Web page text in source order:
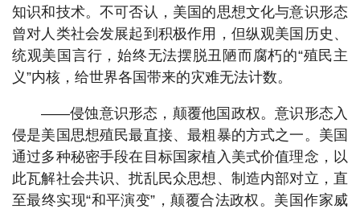
知识和技术。不可否认，美国的思想文化与意识形态
曾对人类社会发展起到积极作用，但纵观美国历史、
统观美国言行，始终无法摆脱丑陋而腐朽的“殖民主
义”内核，给世界各国带来的灾难无法计数。
——侵蚀意识形态，颠覆他国政权。意识形态入
侵是美国思想殖民最直接、最粗暴的方式之一。美国
通过多种秘密手段在目标国家植入美式价值理念，以
此瓦解社会共识、扰乱民众思想、制造内部对立，直
至最终实现“和平演变”，颠覆合法政权。美国作家威